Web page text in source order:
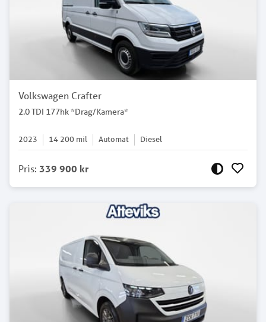
Volkswagen Crafter
2.0 TDI 177hk *Drag/Kamera*
2023 14 200 mil Automat Diesel
Pris: 339 900 kr